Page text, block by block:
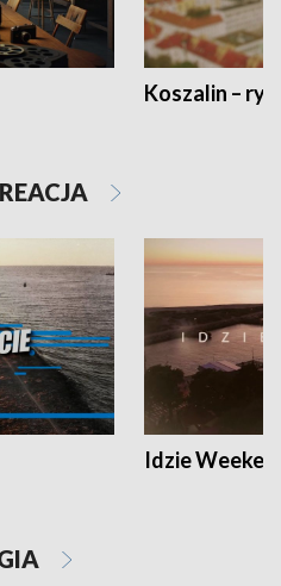
Koszalin –
Idzie